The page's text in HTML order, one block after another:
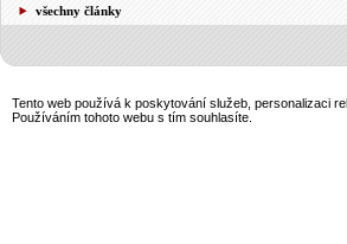
všechny články
Tento web používá k poskytování služeb, personalizaci
Používáním tohoto webu s tím souhlasíte.